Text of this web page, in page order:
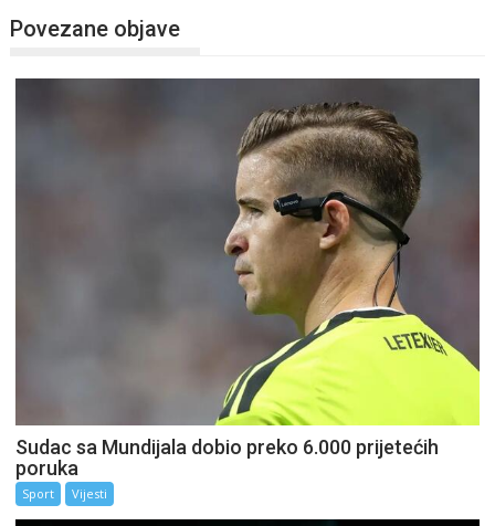
Povezane objave
Sudac sa Mundijala dobio preko 6.000 prijetećih
poruka
Sport Vijesti